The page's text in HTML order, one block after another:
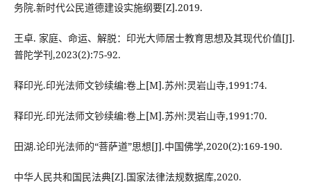
务院.新时代公民道德建设实施纲要[Z].2019.
王卓. 家庭、命运、解脱：印光大师居士教育思想及其现代价值[J].
普陀学刊,2023(2):75-92.
释印光.印光法师文钞续编:卷上[M].苏州:灵岩山寺,1991:74.
释印光.印光法师文钞续编:卷上[M].苏州:灵岩山寺,1991:70.
田湖.论印光法师的“菩萨道”思想[J].中国佛学,2020(2):169-190.
中华人民共和国民法典[Z].国家法律法规数据库,2020.